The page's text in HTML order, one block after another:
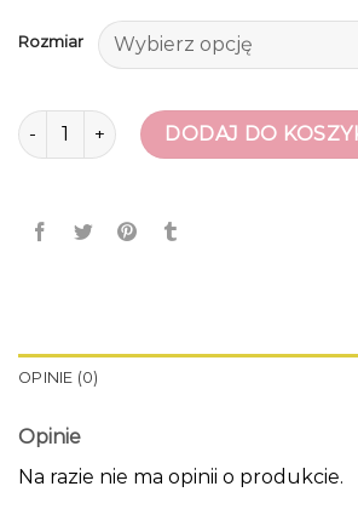
Rozmiar
ilość buty bartek DODAJ DO
OPINIE (0)
Opinie
Na razie nie ma opinii o produkcie.